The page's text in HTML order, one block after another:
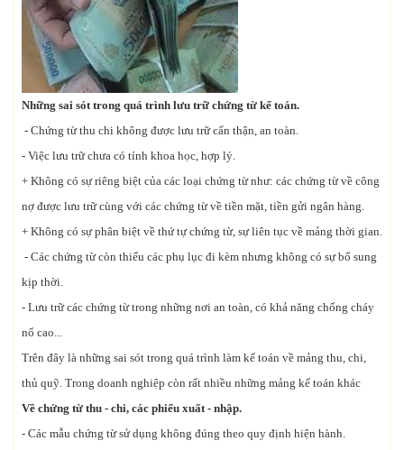
Những sai sót trong quá trình lưu trữ chứng từ kế toán.
- Chứng từ thu chi không được lưu trữ cẩn thận, an toàn.
- Việc lưu trữ chưa có tính khoa học, hợp lý.
+ Không có sự riêng biệt của các loại chứng từ như: các chứng từ về công
nợ được lưu trữ cùng với các chứng từ về tiền mặt, tiền gửi ngân hàng.
+ Không có sự phân biệt về thứ tự chứng từ, sự liên tục về mảng thời gian.
- Các chứng từ còn thiếu các phụ lục đi kèm nhưng không có sự bổ sung
kịp thời.
- Lưu trữ các chứng từ trong những nơi an toàn, có khả năng chống cháy
nổ cao...
Trên đây là những sai sót trong quá trình làm kế toán về mảng thu, chi,
thủ quỹ. Trong doanh nghiệp còn rất nhiều những mảng kế toán khác
Về chứng từ thu - chi, các phiếu xuất - nhập.
- Các mẫu chứng từ sử dụng không đúng theo quy định hiện hành.